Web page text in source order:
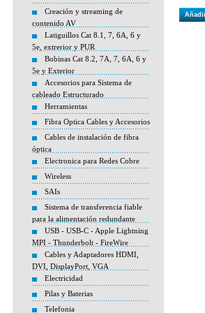
Creación y streaming de
contenido AV
Latiguillos Cat 8.1, 7, 6A, 6 y
5e, extrerior y PUR
Bobinas Cat 8.2, 7A, 7, 6A, 6 y
5e y Exterior
Accesorios para Sistema de
cableado Estructurado
Herramientas
Fibra Optica Cables y Accesorios
Cables de instalación de fibra
óptica
Electronica para Redes Cobre
Wireless
SAIs
Sistema de transferencia fiable
para la alimentación redundante
USB - USB-C - Apple Lightning
MPI - Thunderbolt - FireWire
Cables y Adaptadores HDMI,
DVI, DisplayPort, VGA
Electricidad
Pilas y Baterias
Telefonia